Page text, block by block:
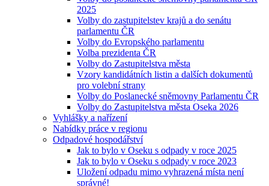
2025
Volby do zastupitelstev krajů a do senátu
parlamentu ČR
Volby do Evropského parlamentu
Volba prezidenta ČR
Volby do Zastupitelstva města
Vzory kandidátních listin a dalších dokumentů
pro volební strany
Volby do Poslanecké sněmovny Parlamentu ČR
Volby do Zastupitelstva města Oseka 2026
Vyhlášky a nařízení
Nabídky práce v regionu
Odpadové hospodářství
Jak to bylo v Oseku s odpady v roce 2025
Jak to bylo v Oseku s odpady v roce 2023
Uložení odpadu mimo vyhrazená místa není
správné!